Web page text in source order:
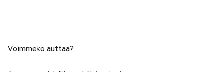
Voimmeko auttaa?